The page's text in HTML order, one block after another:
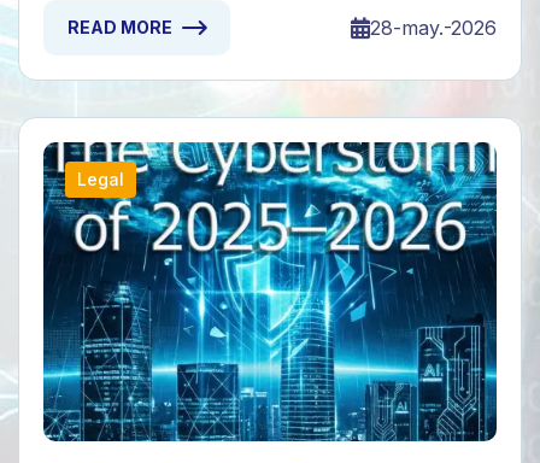
Chatbots De IA
READ MORE 28-may.-2026
Legal